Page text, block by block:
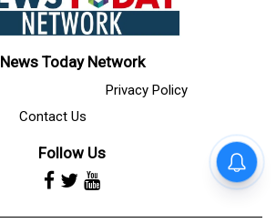
News Today Network
Privacy Policy
Contact Us
Follow Us